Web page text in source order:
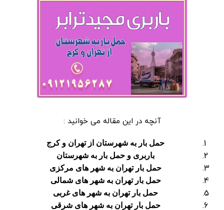
آنچه در این مقاله می خوانید :
حمل بار به شهرستان از تهران و کرج
باربری و حمل بار به شهرستان
حمل بار تهران به شهر های مرکزی
حمل بار تهران به شهر های شمالی
حمل بار تهران به شهر های غربی
حمل بار تهران به شهر های شرقی